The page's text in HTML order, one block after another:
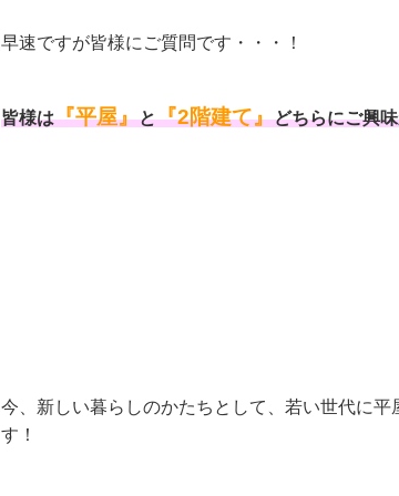
早速ですが皆様にご質問です・・・！
皆様は『平屋』と『2階建て』どちらにご興
今、新しい暮らしのかたちとして、若い世代に平
す！